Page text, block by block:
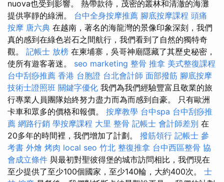
nuova也受到影響。 熱帶款待，茂密的叢林和清澈的海灘
提供寧靜的綠洲。 台中全身按摩推薦 腳底按摩課程 頭痛
按摩 唐六典 在越南，著名的海龍灣的景像印象深刻，我們
真的感到在綠色岩石之間航行，我們看到了自然的獨特奇
觀。 記帳士 放榜 在柬埔寨，吳哥神廟隱藏了其歷史秘密，
使所有遊客著迷。 seo marketing 整骨 推拿 美式整復課程
台中刮痧推薦 香港 台胞證 台北會計師 面部撥筋 腳底按摩
技術士證照班 關鍵字優化 我們為我們經驗豐富且敬業的旅
行專業人員團隊始終努力盡力而為而感到自豪。 只有歐洲
卡車和眾多的價格和報價。 按摩教學 台中spa 台中刮痧推
薦 網路行銷 學按摩課程 大里 整骨 記帳士 會計師差別 在
20多年的時間裡，我們增加了計劃。 撥筋領行 記帳士 參
考書 外燴 烤肉 local seo 竹北 整復推拿 台中西區整骨 協
會成立條件 與最初對聖彼得堡的城市訪問相比，我們現在
至少提供了至少100個國家，至少140輪，大約400次。 士